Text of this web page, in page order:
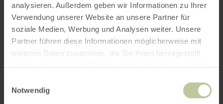
analysieren. Außerdem geben wir Informationen zu Ihrer
Verwendung unserer Website an unsere Partner für
soziale Medien, Werbung und Analysen weiter. Unsere
Partner führen diese Informationen möglicherweise mit
weiteren Daten zusammen, die Sie ihnen bereitgestellt
Notwendig
Impressions